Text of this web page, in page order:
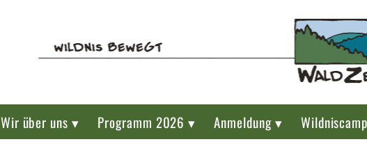
Wir über uns ▾ Programm 2026 ▾ Anmeldung ▾ Wildniscamp